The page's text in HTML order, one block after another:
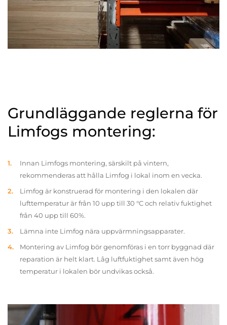
Grundläggande reglerna för
Limfogs montering:
Innan Limfogs montering, särskilt på vintern,
rekommenderas att hålla Limfog i lokal inom en vecka.
Limfog är konstruerad för montering i den lokalen där
lufttemperatur är från 10 upp till 30 °C och relativ fuktighet
från 40 upp till 60%.
Lämna inte Limfog nära uppvärmningsapparater.
Montering av Limfog bör genomföras i en torr byggnad där
reparation är helt klart. Låg luftfuktighet samt även hög
temperatur i lokalen bör undvikas också.